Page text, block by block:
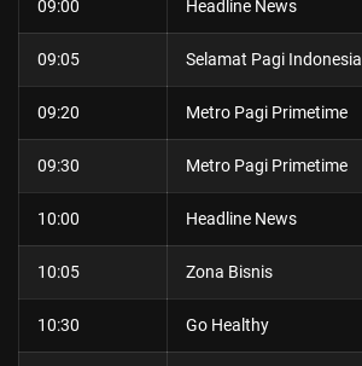
09:00 Headline News
09:05 Selamat Pagi Indonesia
09:20 Metro Pagi Primetime
09:30 Metro Pagi Primetime
10:00 Headline News
10:05 Zona Bisnis
10:30 Go Healthy